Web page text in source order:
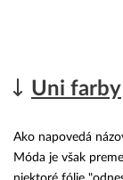
Uni farby
Ako napovedá
Móda je však